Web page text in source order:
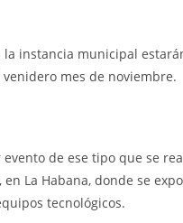
instancia municipal
mes de noviembre.
de ese tipo que se
La Habana, donde se
tecnológicos.